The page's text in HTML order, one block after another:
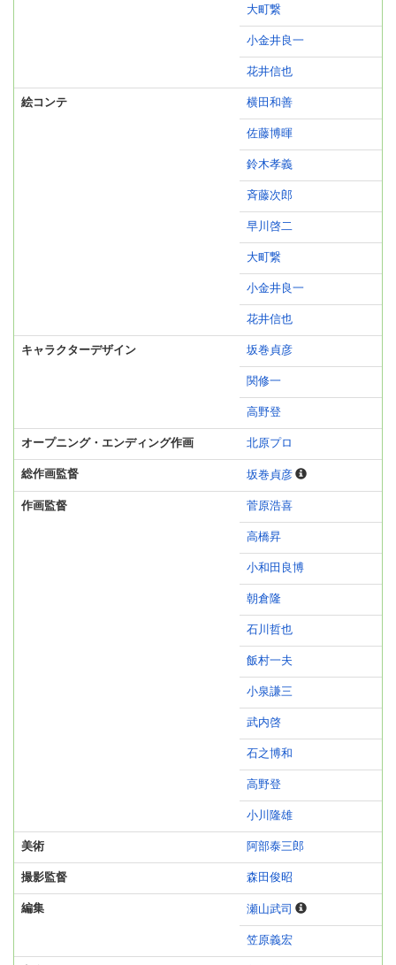
大町繋
小金井良一
花井信也
絵コンテ 横田和善
佐藤博暉
鈴木孝義
斉藤次郎
早川啓二
大町繋
小金井良一
花井信也
キャラクターデザイン 坂巻貞彦
関修一
高野登
オープニング・エンディング作画 北原プロ
総作画監督 坂巻貞彦
作画監督 菅原浩喜
高橋昇
小和田良博
朝倉隆
石川哲也
飯村一夫
小泉謙三
武内啓
石之博和
高野登
小川隆雄
美術 阿部泰三郎
撮影監督 森田俊昭
編集 瀬山武司
笠原義宏